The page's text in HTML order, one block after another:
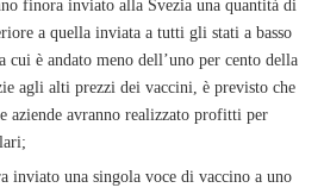
finora inviato alla Svezia una quantità di
a quella inviata a tutti gli stati a basso
cui è andato meno dell’uno per cento della
agli alti prezzi dei vaccini, è previsto che
aziende avranno realizzato profitti per
inviato una singola voce di vaccino a uno